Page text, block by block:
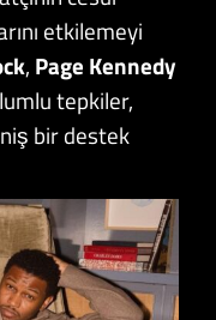
etkilemeyi
, Page Kennedy
tepkiler,
bir destek